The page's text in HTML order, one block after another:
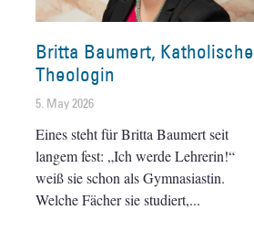
Britta Baumert, Katholische
Theologin
5. May 2026
Eines steht für Britta Baumert seit
langem fest: „Ich werde Lehrerin!“
weiß sie schon als Gymnasiastin.
Welche Fächer sie studiert,